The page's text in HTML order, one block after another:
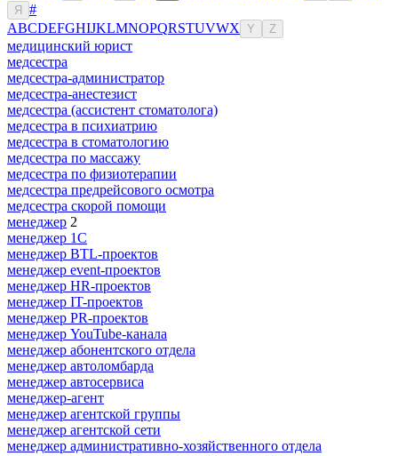
Я
#
ABCDEFGHIJKLMNOPQRSTUVWX Y Z
медицинский юрист
медсестра
медсестра-администратор
медсестра-анестезист
медсестра (ассистент стоматолога)
медсестра в психиатрию
медсестра в стоматологию
медсестра по массажу
медсестра по физиотерапии
медсестра предрейсового осмотра
медсестра скорой помощи
менеджер 2
менеджер 1С
менеджер BTL-проектов
менеджер event-проектов
менеджер HR-проектов
менеджер IT-проектов
менеджер PR-проектов
менеджер YouTube-канала
менеджер абонентского отдела
менеджер автоломбарда
менеджер автосервиса
менеджер-агент
менеджер агентской группы
менеджер агентской сети
менеджер административно-хозяйственного отдела